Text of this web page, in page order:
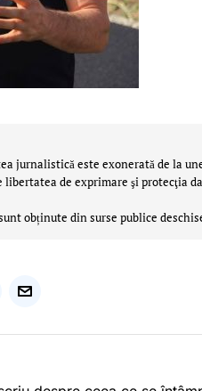
jurnalistică este exonerată de la
libertatea de exprimare şi protecţia
obținute din surse publice